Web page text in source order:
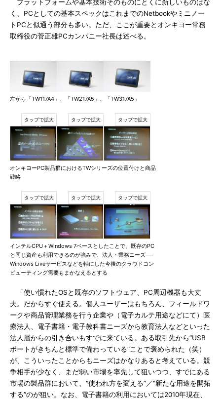
プラットフォームや基本技術そのものにとくに新しいものはな
く、PCとしての基本スペックはこれまでのNetbookやミニノー
トPCと似通う部分も多い。ただ、ここが重要とオンキヨー常務
取締役の菅正雄PCカンパニー社長は述べる。
左から「TW117A4」、「TW217A5」、「TW317A5」
オンキヨーPC製品群におけるTWシリーズの位置付けと商品
戦略
インテルCPU＋Windows 7ベースとしたことで、既存のPC
と同じ資産も利用できるのが強みで、法人・業務ニーズ──
Windows Liveサービスなどを軸にした今後のクラウドコン
ピューティング需要もまかなえるとする
「使い慣れたOSと既存のソフトウェア、PC周辺機器も大丈
夫。だからすぐ使える。個人ユーザーはもちろん、フィールドワ
ークや商品管理業務を行う企業や（電子カルテ用途などにて）医
療法人、電子書籍・電子教科書ニーズから教育法人などといった
法人層からの引き合いもすでに来ている。ある取引先から“USB
ポートがきちんと標準で備わっている”ことで褒められた（笑）
が、こういったことからもニーズはかなりあると考えている。競
争相手が少なく、まだ弱い市場を率先して狙いつつ、すでにある
市場の製品群において、“使われ方を変える”／“新たな用途を開拓
する”のが狙い。なお、電子書籍の利用においては2010年現在、